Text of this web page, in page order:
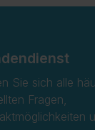
Sie sich alle
Fragen,